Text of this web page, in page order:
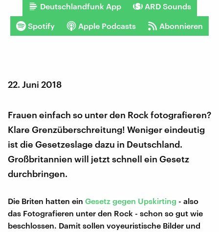
Deutschlandfunk App ARD Sounds
Spotify Apple Podcasts Abonnieren
22. Juni 2018
Frauen einfach so unter den Rock fotografieren?
Klare Grenzüberschreitung! Weniger eindeutig
ist die Gesetzeslage dazu in Deutschland.
Großbritannien will jetzt schnell ein Gesetz
durchbringen.
Die Briten hatten ein Gesetz gegen Upskirting - also
das Fotografieren unter den Rock - schon so gut wie
beschlossen. Damit sollen voyeuristische Bilder und